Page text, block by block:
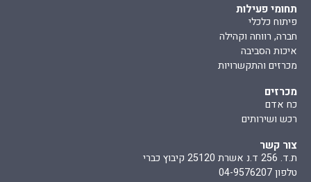
תחומי פעילות
פיתוח כלכלי
חברה, רווחה וקהילה
איכות הסביבה
מכרזים והתקשרויות
מכרזים
כח אדם
רכש ושירותים
צור קשר
ת.ד. 256 ד.נ אשרת 25120 קיבוץ כברי
טלפון 04-9576207